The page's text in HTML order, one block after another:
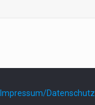
Impressum/Datenschutz